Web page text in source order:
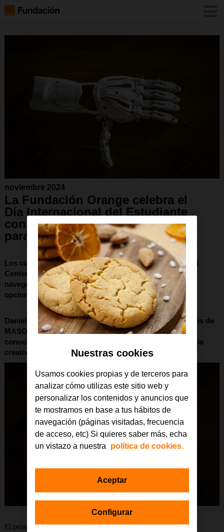
noviembre 2024
La Fundación Orange celebra el
Día Internacional del Estudiante
con cursos digitales gratuitos
para jóvenes
Los cursos, disponibles en la plataforma Orange Digital
Center, abarcan desde iniciación en programación y
navegación segura, hasta diseño digital y robótica, con
opciones para todos los niveles.
Daniel Morales, director de Sostenibilidad y Fundaciones de
MASORANGE, destaca la importancia de adquirir
conocimientos tecnológicos para potenciar el talento y la
creatividad de las nuevas generaciones.
El próximo17 de noviembre se conmemora el Día
Nuestras cookies
Usamos cookies propias y de terceros para
analizar cómo utilizas este sitio web y
personalizar los contenidos y anuncios que
te mostramos en base a tus hábitos de
navegación (páginas visitadas, frecuencia
de acceso, etc) Si quieres saber más, echa
un vistazo a nuestra
política de cookies.
Configurar
Aceptar